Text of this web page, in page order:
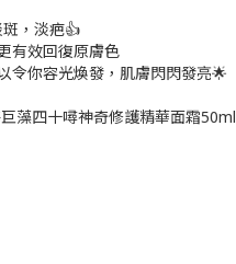
，淡疤👍
有效回復原膚色
你容光煥發，肌膚閃閃發亮🌟
藻四十噚神奇修護精華面霜50ml